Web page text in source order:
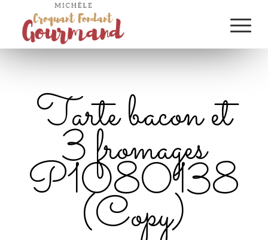
Tarte bacon et
3 fromages
P1080138
(Copy)